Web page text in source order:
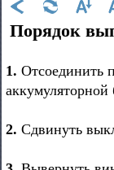
Порядок
1. Отсоединить
аккумуляторной
2. Сдвинуть